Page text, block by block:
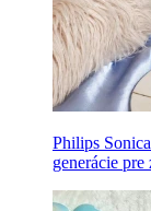
Philips
generácie pre